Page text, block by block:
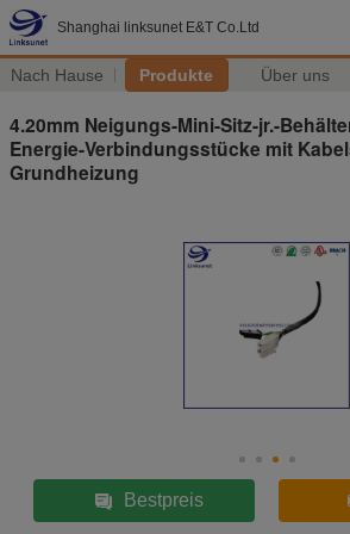
Shanghai linksunet E&T Co.Ltd
Nach Hause Produkte Über uns
4.20mm Neigungs-Mini-Sitz-jr.-
Energie-Verbindungsstücke mit
Grundheizung
Bestpreis